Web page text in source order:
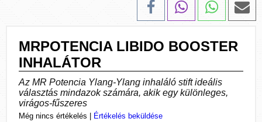
MRPOTENCIA LIBIDO BOOSTER
INHALÁTOR
Az MR Potencia Ylang-Ylang inhaláló stift ideális
választás mindazok számára, akik egy különleges,
virágos-fűszeres
Még nincs értékelés Értékelés beküldése